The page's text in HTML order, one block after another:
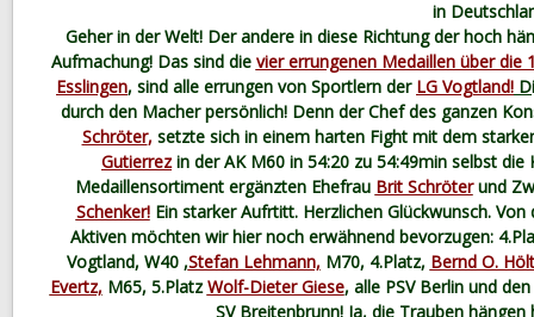
in
Geher in der Welt! Der andere in diese Richtung der hoch
Aufmachung! Das sind die vier errungenen Medaillen über die
Esslingen, sind alle errungen von Sportlern der LG Vogtland! D
durch den Macher persönlich! Denn der Chef des ganzen
Schröter, setzte sich in einem harten Fight mit dem
Gutierrez in der AK M60 in 54:20 zu 54:49min selbst die
Medaillensortiment ergänzten Ehefrau Brit Schröterund
Schenker!Ein starker Aufrtitt. Herzlichen Glückwunsch. Von
Aktiven möchten wir hier noch erwähnend bevorzugen:
Vogtland, W40 ,Stefan Lehmann, M70, 4.Platz, Bernd O.
Evertz, M65, 5.Platz Wolf-Dieter Giese, alle PSV Berlin und
SV Breitenbrunn! Ja, die Trauben hängen